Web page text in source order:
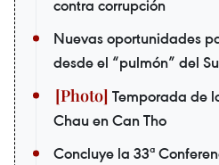
contra corrupción
Nuevas oportunidades
desde el “pulmón” del
Temporada de
Chau en Can Tho
Concluye la 33ª